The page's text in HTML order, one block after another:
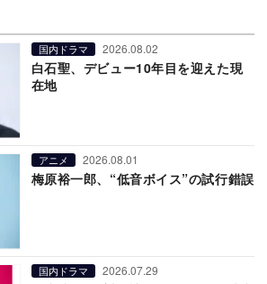
国内ドラマ 2026.08.02
白石聖、デビュー10年目を迎えた現
在地
アニメ 2026.08.01
梅原裕一郎、“低音ボイス”の試行錯誤
国内ドラマ 2026.07.29